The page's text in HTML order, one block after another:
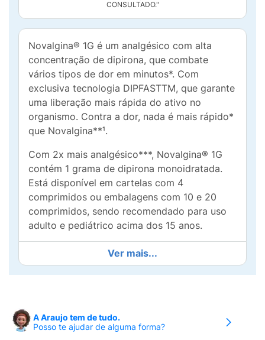
CONSULTADO."
Novalgina® 1G é um analgésico com alta
concentração de dipirona, que combate
vários tipos de dor em minutos*. Com
exclusiva tecnologia DIPFASTTM, que garante
uma liberação mais rápida do ativo no
organismo. Contra a dor, nada é mais rápido*
que Novalgina**¹.
Com 2x mais analgésico***, Novalgina® 1G
contém 1 grama de dipirona monoidratada.
Está disponível em cartelas com 4
comprimidos ou embalagens com 10 e 20
comprimidos, sendo recomendado para uso
adulto e pediátrico acima dos 15 anos.
Novalgina® 1G: como tomar:
Tomar o comprimido com líquido
Posologia Novalgina® 1G:
A posologia de Nolvagina® 1G é de ½ a 1
Ver mais...
A Araujo tem de tudo.
Posso te ajudar de alguma forma?